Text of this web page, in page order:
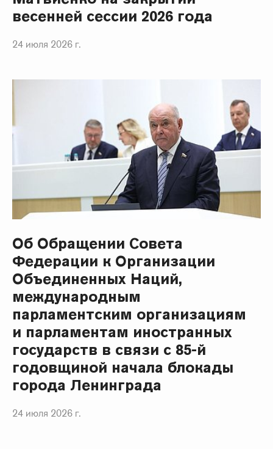
весенней сессии 2026 года
24 июля 2026 г.
Об Обращении Совета
Федерации к Организации
Объединенных Наций,
международным
парламентским организациям
и парламентам иностранных
государств в связи с 85-й
годовщиной начала блокады
города Ленинграда
24 июля 2026 г.